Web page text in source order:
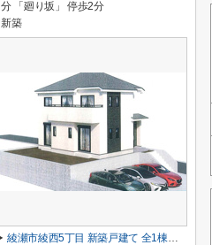
分 「廻り坂」 停歩2分
新築
綾瀬市綾西5丁目 新築戸建て 全1棟【仲介手数料無料】